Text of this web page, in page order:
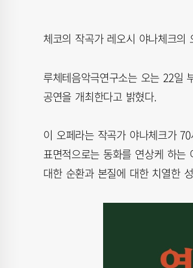
체코의 작곡가 레오시 야나체크의
루체테음악극연구소는 오는 22일
공연을 개최한다고 밝혔다.
이 오페라는 작곡가 야나체크가
표면적으로는 동화를 연상케 하
대한 순환과 본질에 대한 치열한